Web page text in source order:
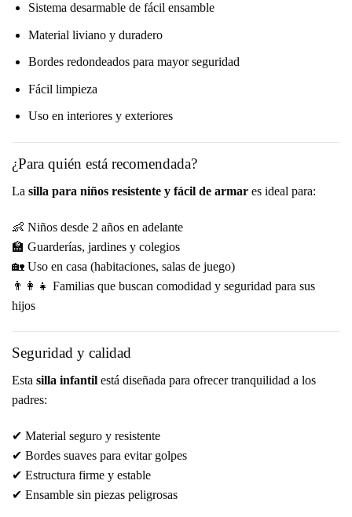
Sistema desarmable de fácil ensamble
Material liviano y duradero
Bordes redondeados para mayor seguridad
Fácil limpieza
Uso en interiores y exteriores
¿Para quién está recomendada?
La silla para niños resistente y fácil de armar es ideal para:
👶 Niños desde 2 años en adelante
🏫 Guarderías, jardines y colegios
🏡 Uso en casa (habitaciones, salas de juego)
👨‍👩‍👧 Familias que buscan comodidad y seguridad para sus
hijos
Seguridad y calidad
Esta silla infantil está diseñada para ofrecer tranquilidad a los
padres:
✔ Material seguro y resistente
✔ Bordes suaves para evitar golpes
✔ Estructura firme y estable
✔ Ensamble sin piezas peligrosas